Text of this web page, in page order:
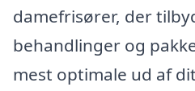
damefrisører, der
behandlinger og
mest optimale ud af